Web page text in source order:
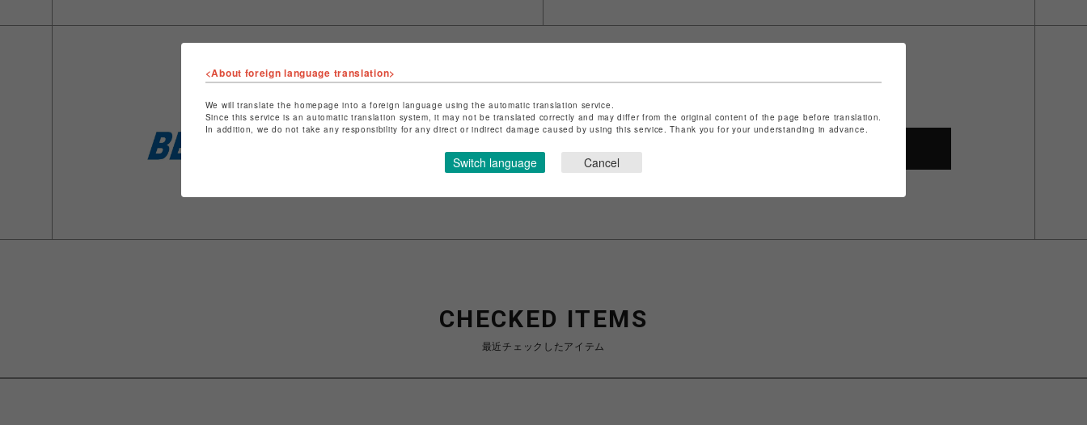
ショップ名
ビーバー
店舗名
名古屋PARCO
特定商取引法など法令に基づく表記は
こちら
CHECKED ITEMS
最近チェックしたアイテム
<About foreign language translation>
We will translate the homepage into a foreign language using the automatic translation service.
Since this service is an automatic translation system, it may not be translated correctly and may differ from the original content of the page before translation.
In addition, we do not take any responsibility for any direct or indirect damage caused by using this service. Thank you for your understanding in advance.
Switch language Cancel